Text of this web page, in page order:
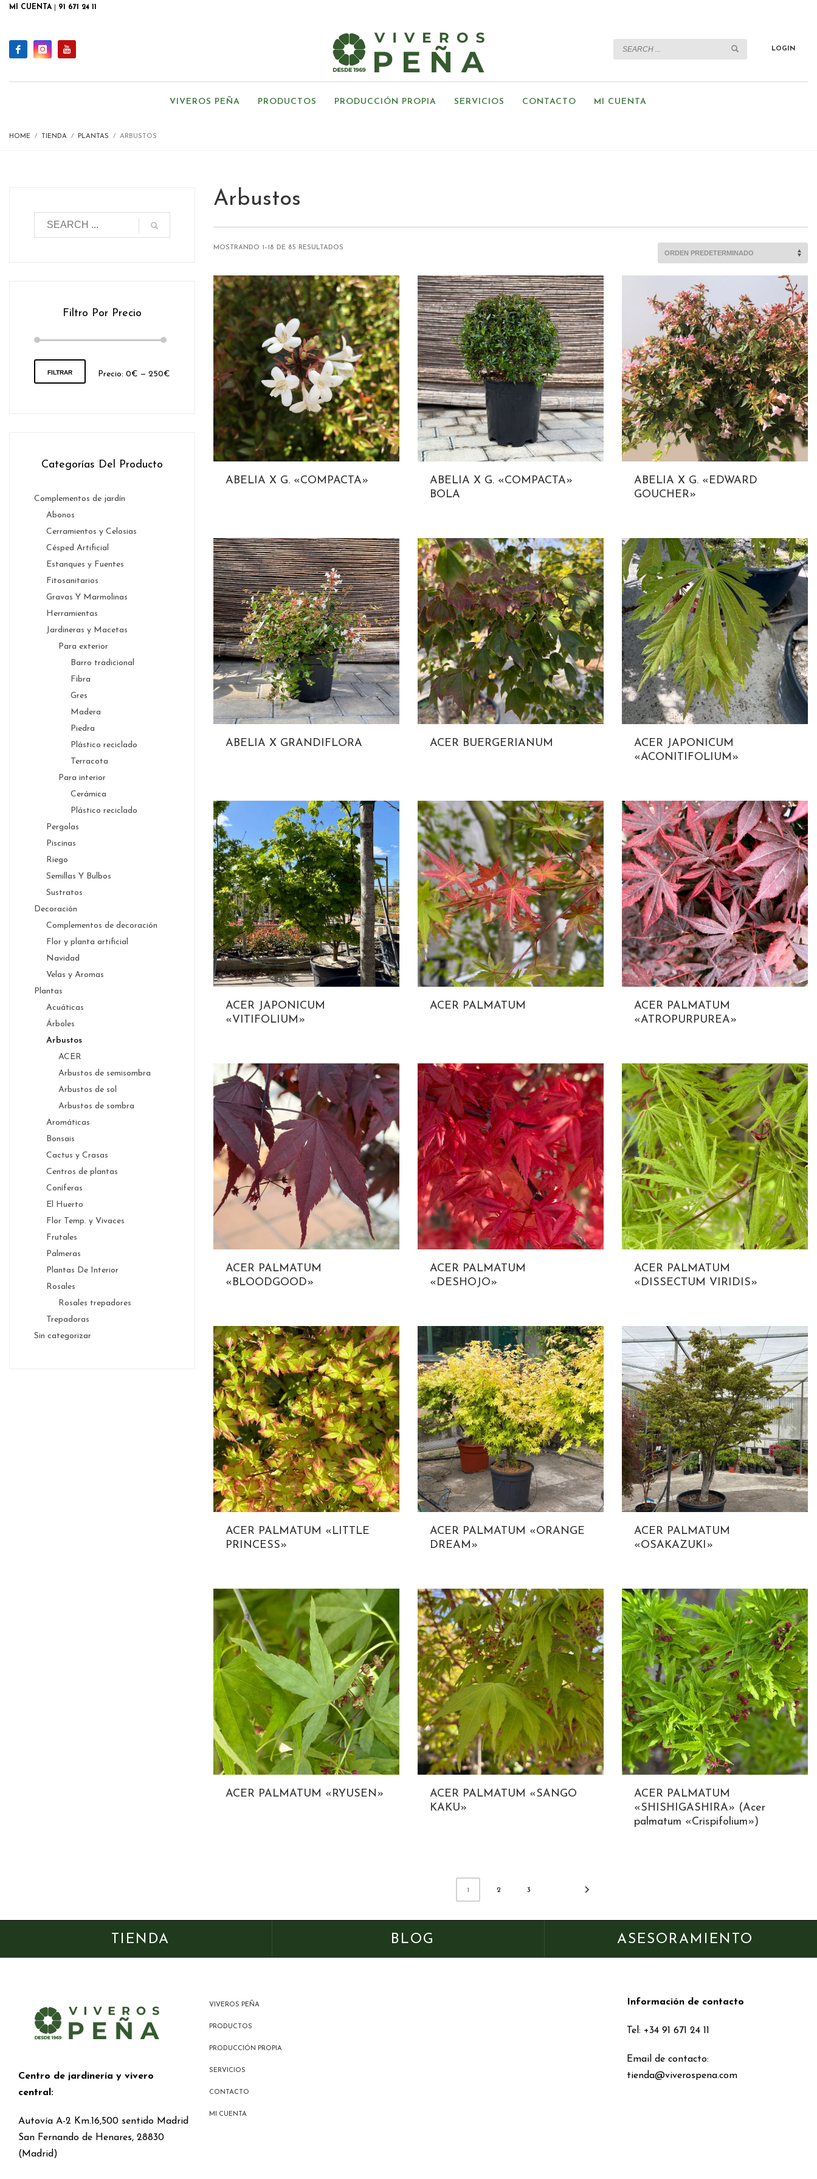
MI CUENTA 91 671 24 11
LOGIN
VIVEROS PEÑA PRODUCTOS PRODUCCIÓN PROPIA SERVICIOS CONTACTO MI CUENTA
HOME TIENDA PLANTAS ARBUSTOS
Arbustos
MOSTRANDO 1–18 DE 85 RESULTADOS
ABELIA X G. «COMPACTA»
ABELIA X G. «COMPACTA»
BOLA
ABELIA X G. «EDWARD
GOUCHER»
ABELIA X GRANDIFLORA ACER BUERGERIANUM
ACER JAPONICUM
«ACONITIFOLIUM»
ACER JAPONICUM
«VITIFOLIUM»
ACER PALMATUM
ACER PALMATUM
«ATROPURPUREA»
ACER PALMATUM
«BLOODGOOD»
ACER PALMATUM
«DESHOJO»
ACER PALMATUM
«DISSECTUM VIRIDIS»
ACER PALMATUM «LITTLE
PRINCESS»
ACER PALMATUM «ORANGE
DREAM»
ACER PALMATUM
«OSAKAZUKI»
ACER PALMATUM «RYUSEN»
ACER PALMATUM «SANGO
KAKU»
ACER PALMATUM
«SHISHIGASHIRA» (Acer
palmatum «Crispifolium»)
1 2 3
Filtro Por Precio
FILTRAR Precio: 0€ — 250€
Categorías Del Producto
Complementos de jardín
Abonos
Cerramientos y Celosias
Césped Artificial
Estanques y Fuentes
Fitosanitarios
Gravas Y Marmolinas
Herramientas
Jardineras y Macetas
Para exterior
Barro tradicional
Fibra
Gres
Madera
Piedra
Plástico reciclado
Terracota
Para interior
Cerámica
Plástico reciclado
Pergolas
Piscinas
Riego
Semillas Y Bulbos
Sustratos
Decoración
Complementos de decoración
Flor y planta artificial
Navidad
Velas y Aromas
Plantas
Acuáticas
Árboles
Arbustos
ACER
Arbustos de semisombra
Arbustos de sol
Arbustos de sombra
Aromáticas
Bonsais
Cactus y Crasas
Centros de plantas
Coníferas
El Huerto
Flor Temp. y Vivaces
Frutales
Palmeras
Plantas De Interior
Rosales
Rosales trepadores
Trepadoras
Sin categorizar
TIENDA BLOG ASESORAMIENTO
Centro de jardinería y vivero
central:
Autovía A-2 Km.16,500 sentido Madrid
San Fernando de Henares, 28830
(Madrid)
VIVEROS PEÑA
PRODUCTOS
PRODUCCIÓN PROPIA
SERVICIOS
CONTACTO
MI CUENTA
Información de contacto
Tel: +34 91 671 24 11
Email de contacto:
tienda@viverospena.com